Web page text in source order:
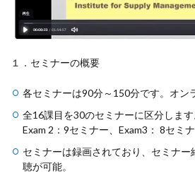
１．セミナーの概要
各セミナーは90分～150分です。オン
全16課目を30のセミナーに区分します
Exam 2：9セミナー、Exam3： 8セミナ
セミナーは録画されており、セミナー
聴が可能。